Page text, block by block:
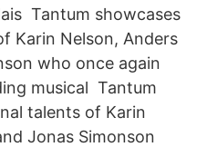
Tantum showcases
Karin Nelson, Anders
who once again
musical Tantum
talents of Karin
Jonas Simonson